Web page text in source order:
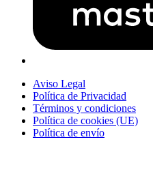
Aviso Legal
Política de Privacidad
Términos y condiciones
Política de cookies (UE)
Política de envío